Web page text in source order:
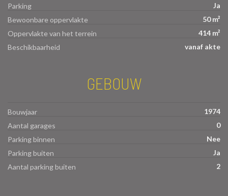
Parking
Ja
Bewoonbare oppervlakte
50 m²
Oppervlakte van het terrein
414 m²
Beschikbaarheid
vanaf akte
GEBOUW
Bouwjaar
1974
Aantal garages
0
Parking binnen
Nee
Parking buiten
Ja
Aantal parking buiten
2